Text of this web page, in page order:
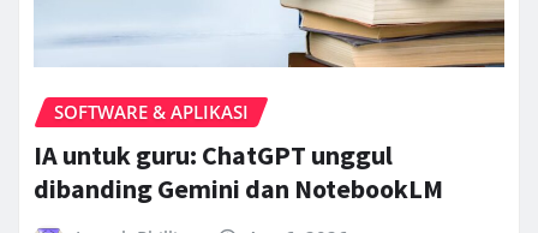
SOFTWARE & APLIKASI
IA untuk guru: ChatGPT unggul
dibanding Gemini dan NotebookLM